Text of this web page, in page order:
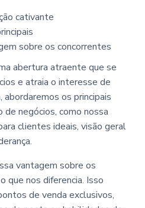
cativante
sobre os concorrentes
abertura atraente que se
e atraia o interesse de
abordaremos os principais
negócios, como nossa
clientes ideais, visão geral
vantagem sobre os
que nos diferencia. Isso
de venda exclusivos,